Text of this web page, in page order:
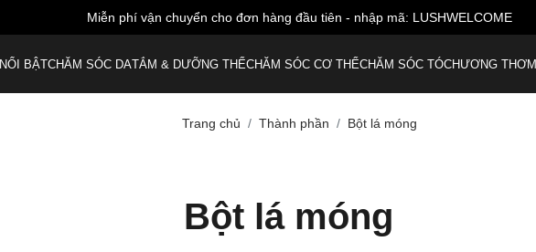
Miễn phí vận chuyển cho đơn hàng đầu tiên - nhập mã: LUSHWELCOME
NỔI BẬTCHĂM SÓC DATẮM & DƯỠNG THỂCHĂM SÓC CƠ THỂCHĂM SÓC TÓCHƯƠNG THƠM
Trang chủ Thành phần Bột lá móng
Bột lá móng